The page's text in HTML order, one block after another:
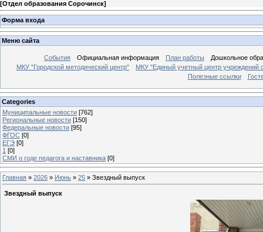
[Отдел образования Сорочинск]
Форма входа
Меню сайта
События Официальная информация План работы
Дошкольное
МКУ "Городской методический центр"
МКУ "Единый учетный центр учреждений
Полезные ссылки
Categories
Муниципальные новости [762]
Региональные новости [150]
Федеральные новости [95]
ФГОС [0]
ЕГЭ [0]
1 [0]
СМИ о годе педагога и наставника [0]
Главная » 2026 » Июнь » 25 » Звездный выпуск
Звездный выпуск